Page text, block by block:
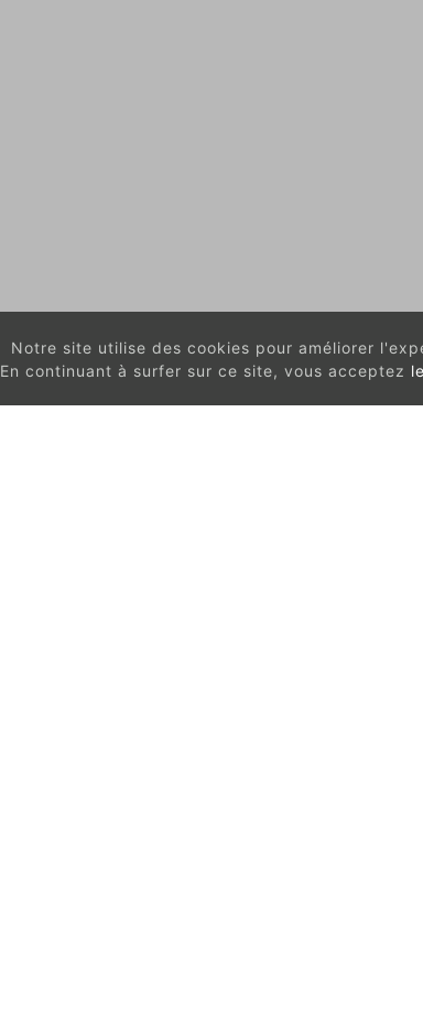
Notre site utilise des cookies pour améliorer
En continuant à surfer sur ce site, vous acceptez